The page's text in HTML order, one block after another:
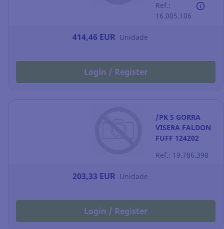
Ref.:
16.005.106
414,46 EUR Unidade
Login / Register
/PK 5 GORRA
VISERA FALDON
FUFF 124202
Ref.: 19.786.398
203,33 EUR Unidade
Login / Register